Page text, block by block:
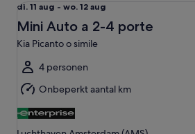
di.
11
aug
tot
wo.
12
aug
di. 11 aug - wo. 12 aug
Mini Auto a 2-4 porte
Kia Picanto o simile
4 personen
Onbeperkt aantal km